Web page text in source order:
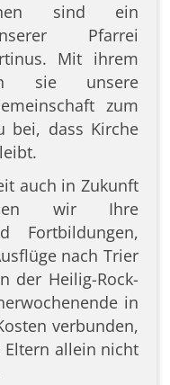
sind ein
Pfarrei
Mit ihrem
sie unsere
zum
bei, dass Kirche
auch in Zukunft
wir Ihre
Fortbildungen,
nach Trier
der Heilig-Rock-
in
verbunden,
allein nicht